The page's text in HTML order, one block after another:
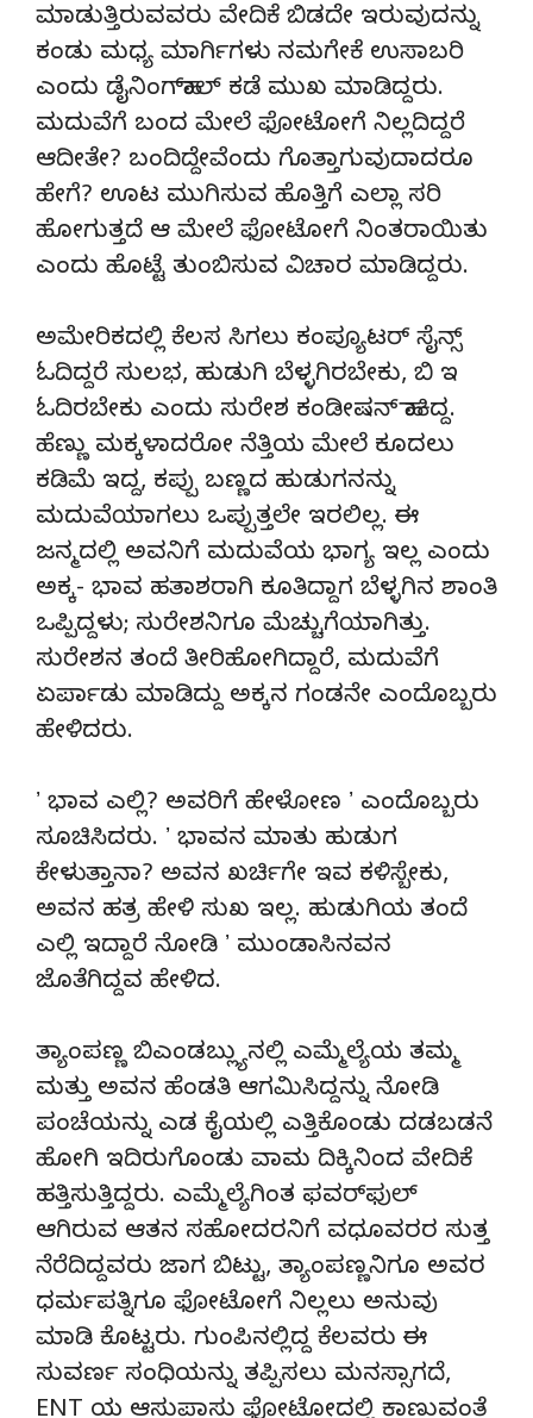
ಮಾಡುತ್ತಿರುವವರು ವೇದಿಕೆ ಬಿಡದೇ ಇರುವುದನ್ನು
ಕಂಡು ಮಧ್ಯ ಮಾರ್ಗಿಗಳು ನಮಗೇಕೆ ಉಸಾಬರಿ
ಎಂದು ಡೈನಿಂಗ್‌ಹಾಲ್‌ ಕಡೆ ಮುಖ ಮಾಡಿದ್ದರು.
ಮದುವೆಗೆ ಬಂದ ಮೇಲೆ ಫೋಟೋಗೆ ನಿಲ್ಲದಿದ್ದರೆ
ಆದೀತೇ? ಬಂದಿದ್ದೇವೆಂದು ಗೊತ್ತಾಗುವುದಾದರೂ
ಹೇಗೆ? ಊಟ ಮುಗಿಸುವ ಹೊತ್ತಿಗೆ ಎಲ್ಲಾ ಸರಿ
ಹೋಗುತ್ತದೆ ಆ ಮೇಲೆ ಫೋಟೋಗೆ ನಿಂತರಾಯಿತು
ಎಂದು ಹೊಟ್ಟೆ ತುಂಬಿಸುವ ವಿಚಾರ ಮಾಡಿದ್ದರು.
ಅಮೇರಿಕದಲ್ಲಿ ಕೆಲಸ ಸಿಗಲು ಕಂಪ್ಯೂಟರ್‌ ಸೈನ್ಸ್‌
ಓದಿದ್ದರೆ ಸುಲಭ, ಹುಡುಗಿ ಬೆಳ್ಳಗಿರಬೇಕು, ಬಿ ಇ
ಓದಿರಬೇಕು ಎಂದು ಸುರೇಶ ಕಂಡೀಷನ್ ಹಾಕಿದ್ದ.
ಹೆಣ್ಣು ಮಕ್ಕಳಾದರೋ ನೆತ್ತಿಯ ಮೇಲೆ ಕೂದಲು
ಕಡಿಮೆ ಇದ್ದ, ಕಪ್ಪು ಬಣ್ಣದ ಹುಡುಗನನ್ನು
ಮದುವೆಯಾಗಲು ಒಪ್ಪುತ್ತಲೇ ಇರಲಿಲ್ಲ. ಈ
ಜನ್ಮದಲ್ಲಿ ಅವನಿಗೆ ಮದುವೆಯ ಭಾಗ್ಯ ಇಲ್ಲ ಎಂದು
ಅಕ್ಕ- ಭಾವ ಹತಾಶರಾಗಿ ಕೂತಿದ್ದಾಗ ಬೆಳ್ಳಗಿನ ಶಾಂತಿ
ಒಪ್ಪಿದ್ದಳು; ಸುರೇಶನಿಗೂ ಮೆಚ್ಚುಗೆಯಾಗಿತ್ತು.
ಸುರೇಶನ ತಂದೆ ತೀರಿಹೋಗಿದ್ದಾರೆ, ಮದುವೆಗೆ
ಏರ್ಪಾಡು ಮಾಡಿದ್ದು ಅಕ್ಕನ ಗಂಡನೇ ಎಂದೊಬ್ಬರು
ಹೇಳಿದರು.
ʼ ಭಾವ ಎಲ್ಲಿ? ಅವರಿಗೆ ಹೇಳೋಣ ʼ ಎಂದೊಬ್ಬರು
ಸೂಚಿಸಿದರು. ʼ ಭಾವನ ಮಾತು ಹುಡುಗ
ಕೇಳುತ್ತಾನಾ? ಅವನ ಖರ್ಚಿಗೇ ಇವ ಕಳಿಸ್ಬೇಕು,
ಅವನ ಹತ್ರ ಹೇಳಿ ಸುಖ ಇಲ್ಲ. ಹುಡುಗಿಯ ತಂದೆ
ಎಲ್ಲಿ ಇದ್ದಾರೆ ನೋಡಿ ʼ ಮುಂಡಾಸಿನವನ
ಜೊತೆಗಿದ್ದವ ಹೇಳಿದ.
ತ್ಯಾಂಪಣ್ಣ ಬಿಎಂಡಬ್ಲ್ಯುನಲ್ಲಿ ಎಮ್ಮೆಲ್ಯೆಯ ತಮ್ಮ
ಮತ್ತು ಅವನ ಹೆಂಡತಿ ಆಗಮಿಸಿದ್ದನ್ನು ನೋಡಿ
ಪಂಚೆಯನ್ನು ಎಡ ಕೈಯಲ್ಲಿ ಎತ್ತಿಕೊಂಡು ದಡಬಡನೆ
ಹೋಗಿ ಇದಿರುಗೊಂಡು ವಾಮ ದಿಕ್ಕಿನಿಂದ ವೇದಿಕೆ
ಹತ್ತಿಸುತ್ತಿದ್ದರು. ಎಮ್ಮೆಲ್ಯೆಗಿಂತ ಫವರ್‌ಫುಲ್‌
ಆಗಿರುವ ಆತನ ಸಹೋದರನಿಗೆ ವಧೂವರರ ಸುತ್ತ
ನೆರೆದಿದ್ದವರು ಜಾಗ ಬಿಟ್ಟು, ತ್ಯಾಂಪಣ್ಣನಿಗೂ ಅವರ
ಧರ್ಮಪತ್ನಿಗೂ ಫೋಟೋಗೆ ನಿಲ್ಲಲು ಅನುವು
ಮಾಡಿ ಕೊಟ್ಟರು. ಗುಂಪಿನಲ್ಲಿದ್ದ ಕೆಲವರು ಈ
ಸುವರ್ಣ ಸಂಧಿಯನ್ನು ತಪ್ಪಿಸಲು ಮನಸ್ಸಾಗದೆ,